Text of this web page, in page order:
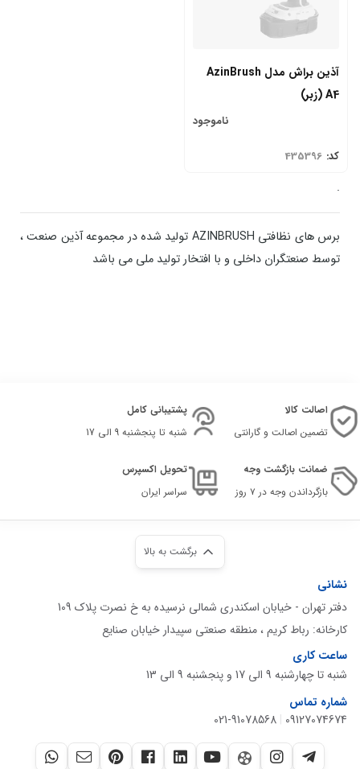
آذین براش مدل AzinBrush
A4 (زبر)
ناموجود
کد: 435396
.
برس های نظافتی AZINBRUSH تولید شده در مجموعه آذین صنعت ،
توسط صنعتگران داخلی و با افتخار تولید ملی می باشد
اصالت کالا
تضمین اصالت و گارانتی
پشتیبانی کامل
شنبه تا پنجشنبه 9 الی 17
ضمانت بازگشت وجه
بازگرداندن وجه در ۷ روز
تحویل اکسپرس
سراسر ایران
برگشت به بالا
نشانی
دفتر تهران - خیابان اسکندری شمالی نرسیده به خ نصرت پلاک 109
کارخانه: رباط کریم ، منطقه صنعتی سپیدار خیابان صنایع
ساعت کاری
شنبه تا چهارشنبه 9 الی 17 و پنجشنبه 9 الی 13
شماره تماس
09127074674
|
021-91078568